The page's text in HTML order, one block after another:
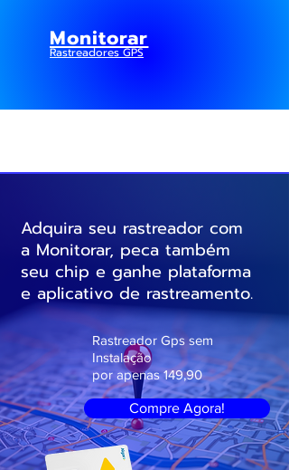
Monitorar
Rastreadores GPS
Adquira seu rastreador com
a Monitorar, peca também
seu chip e ganhe plataforma
e aplicativo de rastreamento.
Rastreador Gps sem
Instalação
por apenas149,90
Compre Agora!